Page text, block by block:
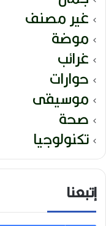
غير مصنف
موضة
غرائب
حوارات
موسيقى
صحة
تكنولوجيا
إتبعنا